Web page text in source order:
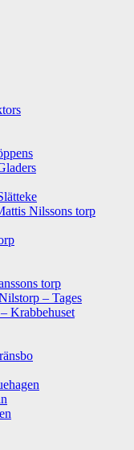
Nilssons torp
torp
– Tages
Krabbehuset